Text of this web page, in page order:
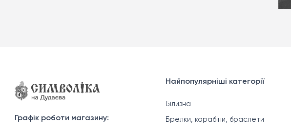
Графік роботи магазину:
Найпопулярніші категорії
Білизна
Брелки, карабіни, браслети